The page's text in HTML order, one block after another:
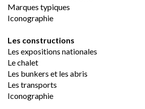
Marques typiques
Iconographie
Les constructions
Les expositions nationales
Le chalet
Les bunkers et les abris
Les transports
Iconographie